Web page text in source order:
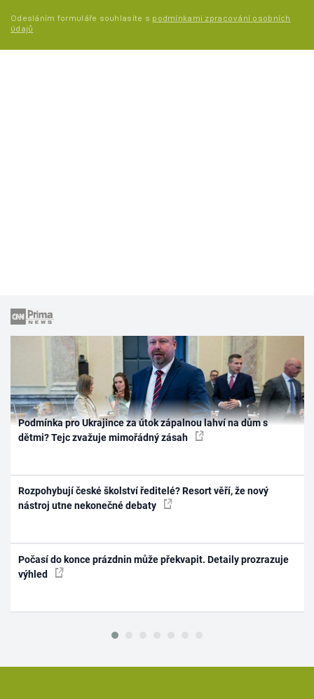
Odesláním formuláře souhlasíte s podmínkami zpracování osobních
údajů
Podmínka pro Ukrajince za útok zápalnou lahví na dům s
dětmi? Tejc zvažuje mimořádný zásah
Rozpohybují české školství ředitelé? Resort věří, že nový
nástroj utne nekonečné debaty
Počasí do konce prázdnin může překvapit. Detaily prozrazuje
výhled